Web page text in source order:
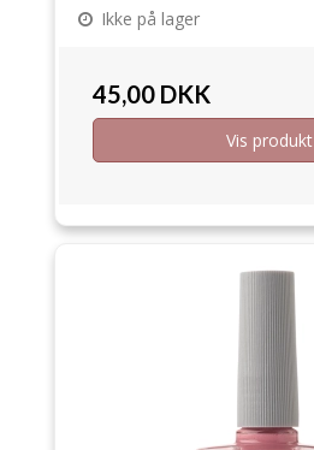
Ikke på lager
45,00 DKK
Vis produkt